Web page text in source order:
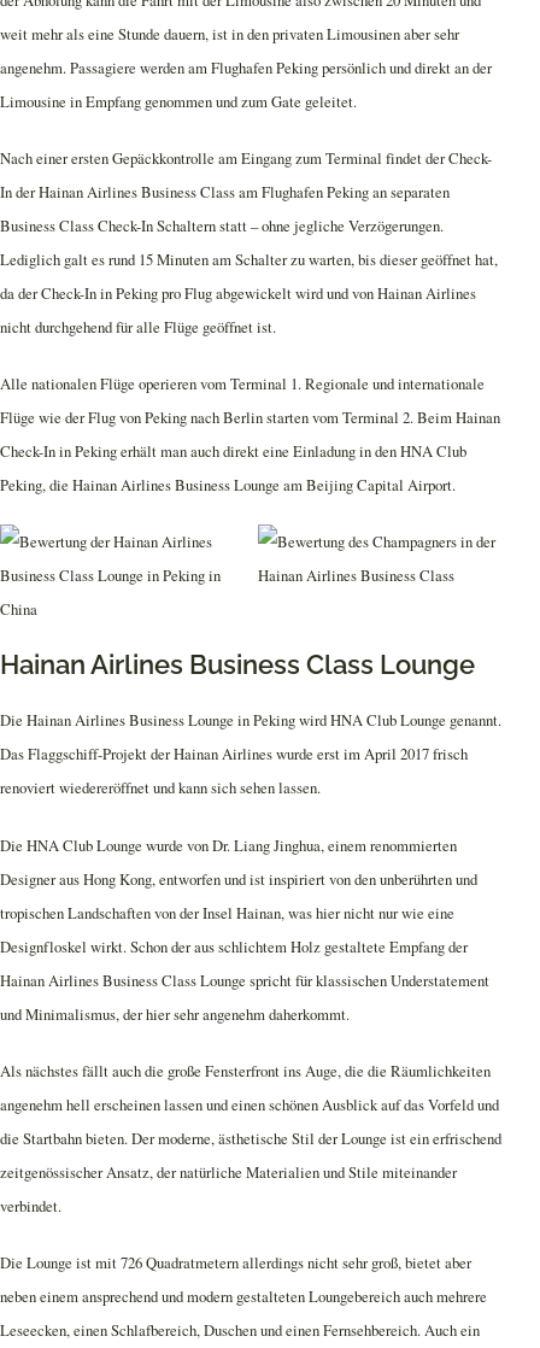
weit mehr als eine Stunde dauern, ist in den privaten Limousinen aber sehr
angenehm. Passagiere werden am Flughafen Peking persönlich und direkt an der
Limousine in Empfang genommen und zum Gate geleitet.
Nach einer ersten Gepäckkontrolle am Eingang zum Terminal findet der Check-
In der Hainan Airlines Business Class am Flughafen Peking an separaten
Business Class Check-In Schaltern statt – ohne jegliche Verzögerungen.
Lediglich galt es rund 15 Minuten am Schalter zu warten, bis dieser geöffnet hat,
da der Check-In in Peking pro Flug abgewickelt wird und von Hainan Airlines
nicht durchgehend für alle Flüge geöffnet ist.
Alle nationalen Flüge operieren vom Terminal 1. Regionale und internationale
Flüge wie der Flug von Peking nach Berlin starten vom Terminal 2. Beim Hainan
Check-In in Peking erhält man auch direkt eine Einladung in den HNA Club
Peking, die Hainan Airlines Business Lounge am Beijing Capital Airport.
Hainan Airlines Business Class Lounge
Die Hainan Airlines Business Lounge in Peking wird HNA Club Lounge genannt.
Das Flaggschiff-Projekt der Hainan Airlines wurde erst im April 2017 frisch
renoviert wiedereröffnet und kann sich sehen lassen.
Die HNA Club Lounge wurde von Dr. Liang Jinghua, einem renommierten
Designer aus Hong Kong, entworfen und ist inspiriert von den unberührten und
tropischen Landschaften von der Insel Hainan, was hier nicht nur wie eine
Designfloskel wirkt. Schon der aus schlichtem Holz gestaltete Empfang der
Hainan Airlines Business Class Lounge spricht für klassischen Understatement
und Minimalismus, der hier sehr angenehm daherkommt.
Als nächstes fällt auch die große Fensterfront ins Auge, die die Räumlichkeiten
angenehm hell erscheinen lassen und einen schönen Ausblick auf das Vorfeld und
die Startbahn bieten. Der moderne, ästhetische Stil der Lounge ist ein erfrischend
zeitgenössischer Ansatz, der natürliche Materialien und Stile miteinander
verbindet.
Die Lounge ist mit 726 Quadratmetern allerdings nicht sehr groß, bietet aber
neben einem ansprechend und modern gestalteten Loungebereich auch mehrere
Leseecken, einen Schlafbereich, Duschen und einen Fernsehbereich. Auch ein